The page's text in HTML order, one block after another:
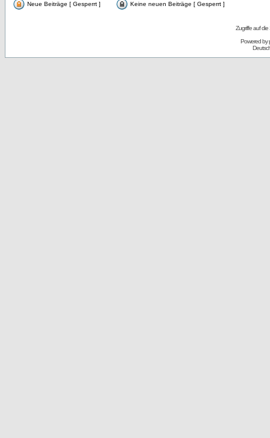
Neue Beiträge [ Gesperrt ]
Keine neuen Beiträge [ Gesperrt ]
Zugriffe auf
Powered by